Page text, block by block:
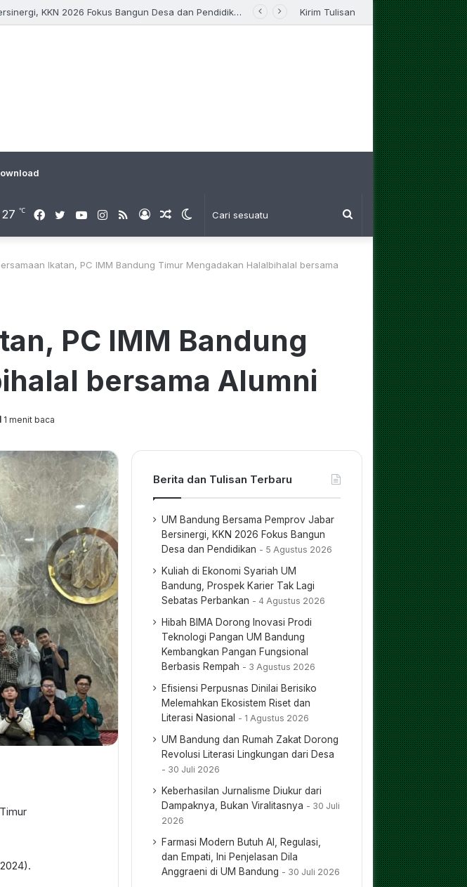
Karier Tak Lagi Sebatas Perbankan Kirim Tulisan
Cari
sesuatu
Switch
Artikel
Log
RSS
Instagram
YouTube
Twitter
Facebook
27 ℃
Ikatan, PC IMM Bandung Timur Mengadakan Halalbihalal bersama
PC IMM Bandung
bersama Alumni
1 menit baca
Berita dan Tulisan Terbaru
UM Bandung Bersama Pemprov Jabar
Bersinergi, KKN 2026 Fokus Bangun
Desa dan Pendidikan
5 Agustus 2026
Kuliah di Ekonomi Syariah UM
Bandung, Prospek Karier Tak Lagi
Sebatas Perbankan
4 Agustus 2026
Hibah BIMA Dorong Inovasi Prodi
Teknologi Pangan UM Bandung
Kembangkan Pangan Fungsional
Berbasis Rempah
3 Agustus 2026
Efisiensi Perpusnas Dinilai Berisiko
Melemahkan Ekosistem Riset dan
Literasi Nasional
1 Agustus 2026
UM Bandung dan Rumah Zakat Dorong
Revolusi Literasi Lingkungan dari Desa
30 Juli 2026
Keberhasilan Jurnalisme Diukur dari
Dampaknya, Bukan Viralitasnya
30 Juli
2026
Farmasi Modern Butuh AI, Regulasi,
dan Empati, Ini Penjelasan Dila
Anggraeni di UM Bandung
30 Juli 2026